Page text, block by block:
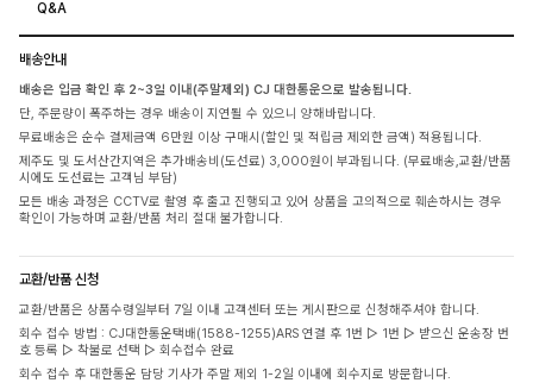
Q&A
배송안내
배송은 입금 확인 후 2~3일 이내(주말제외) CJ 대한통운으로 발송됩니다.
단, 주문량이 폭주하는 경우 배송이 지연될 수 있으니 양해바랍니다.
무료배송은 순수 결제금액 6만원 이상 구매시(할인 및 적립금 제외한 금액) 적용됩니다.
제주도 및 도서산간지역은 추가배송비(도선료) 3,000원이 부과됩니다. (무료배송,교환/반품
시에도 도선료는 고객님 부담)
모든 배송 과정은 CCTV로 촬영 후 출고 진행되고 있어 상품을 고의적으로 훼손하시는 경우
확인이 가능하며 교환/반품 처리 절대 불가합니다.
교환/반품 신청
교환/반품은 상품수령일부터 7일 이내 고객센터 또는 게시판으로 신청해주셔야 합니다.
회수 접수 방법 : CJ대한통운택배(1588-1255)ARS 연결 후 1번 ▷ 1번 ▷ 받으신 운송장 번
호 등록 ▷ 착불로 선택 ▷ 회수접수 완료
회수 접수 후 대한통운 담당 기사가 주말 제외 1-2일 이내에 회수지로 방문합니다.